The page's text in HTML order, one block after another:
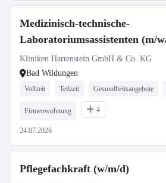
Medizinisch-technische-
Laboratoriumsassistenten (m/
Kliniken Hartenstein GmbH & Co. KG
Bad Wildungen
Vollzeit Teilzeit Gesundheitsangebote
Firmenwohnung 4
24.07.2026
Pflegefachkraft (w/m/d)